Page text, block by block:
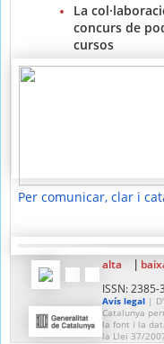
La
concurs de
cursos
Per comunicar, clar i
alta
ISSN: 2385-
Avís legal |
Catalunya
la font i la
la Llei 37/